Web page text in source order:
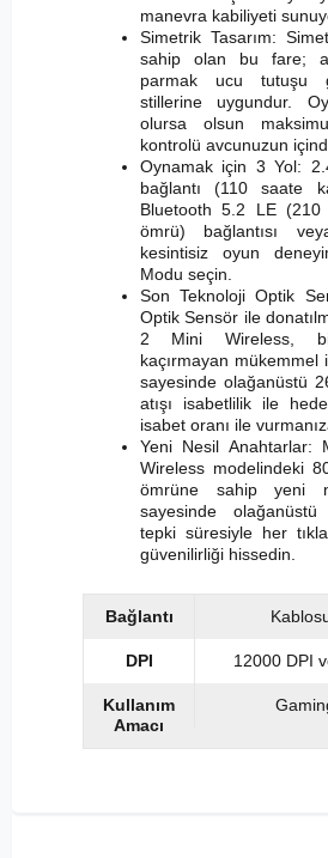
manevra kabiliyeti
Simetrik Tasarım:
sahip olan bu fare;
parmak ucu tutuşu
stillerine uygundur.
olursa olsun
kontrolü avcunuzun
Oynamak için 3 Yol:
bağlantı (110 saate
Bluetooth 5.2 LE
ömrü) bağlantısı
kesintisiz oyun
Modu seçin.
Son Teknoloji Optik
Optik Sensör ile
2 Mini Wireless,
kaçırmayan mükemmel
sayesinde olağanüstü
atışı isabetlilik ile
isabet oranı ile
Yeni Nesil Anahtarlar:
Wireless modelindeki
ömrüne sahip yeni
sayesinde olağanüstü
tepki süresiyle her
güvenilirliği hissedin.
Bağlantı
DPI 12000 DPI
Kullanım
Amacı